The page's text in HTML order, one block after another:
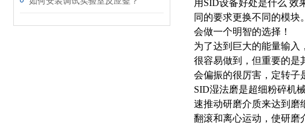
用SID设备好处是什么
同的要求更换不同的模
会做一个明智的选择！
为了达到巨大的能量输入
很容易做到，但重要的
会偏振的很厉害，定转子
SID湿法磨是超细粉碎机
速推动研磨介质来达到磨
翻滚和离心运动，使研磨